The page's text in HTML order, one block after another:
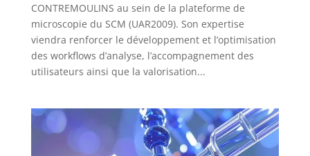
CONTREMOULINS au sein de la plateforme de
microscopie du SCM (UAR2009). Son expertise
viendra renforcer le développement et l’optimisation
des workflows d’analyse, l’accompagnement des
utilisateurs ainsi que la valorisation...